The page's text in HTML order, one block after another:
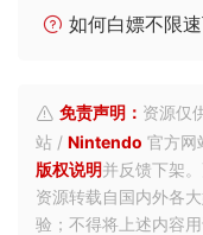
如何白嫖不限
免责声明： 资源仅
站 / Nintendo 官方网
版权说明并反馈下架
资源转载自国内外各
验；不得将上述内容